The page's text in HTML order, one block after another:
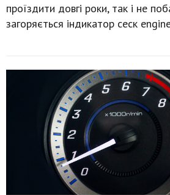
проїздити довгі роки, так і не
загоряється індикатор сһеск